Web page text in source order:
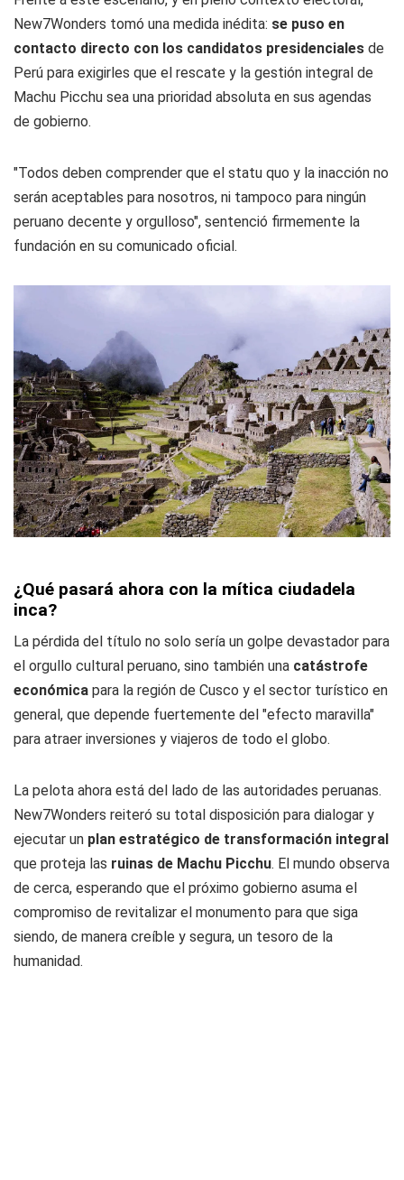
New7Wonders tomó una medida inédita: se puso en
contacto directo con los candidatos presidenciales de
Perú para exigirles que el rescate y la gestión integral de
Machu Picchu sea una prioridad absoluta en sus agendas
de gobierno.
"Todos deben comprender que el statu quo y la inacción no
serán aceptables para nosotros, ni tampoco para ningún
peruano decente y orgulloso", sentenció firmemente la
fundación en su comunicado oficial.
¿Qué pasará ahora con la mítica ciudadela
inca?
La pérdida del título no solo sería un golpe devastador para
el orgullo cultural peruano, sino también una catástrofe
económica para la región de Cusco y el sector turístico en
general, que depende fuertemente del "efecto maravilla"
para atraer inversiones y viajeros de todo el globo.
La pelota ahora está del lado de las autoridades peruanas.
New7Wonders reiteró su total disposición para dialogar y
ejecutar un plan estratégico de transformación integral
que proteja las ruinas de Machu Picchu. El mundo observa
de cerca, esperando que el próximo gobierno asuma el
compromiso de revitalizar el monumento para que siga
siendo, de manera creíble y segura, un tesoro de la
humanidad.